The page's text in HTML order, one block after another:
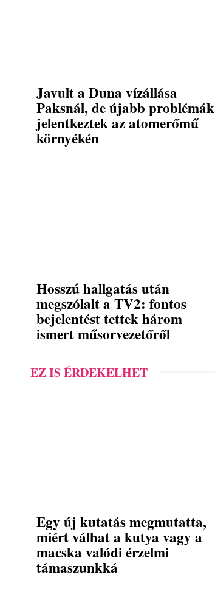
Javult a Duna vízállása
Paksnál, de újabb problémák
jelentkeztek az atomerőmű
környékén
Hosszú hallgatás után
megszólalt a TV2: fontos
bejelentést tettek három
ismert műsorvezetőről
EZ IS ÉRDEKELHET
Egy új kutatás megmutatta,
miért válhat a kutya vagy a
macska valódi érzelmi
támaszunkká